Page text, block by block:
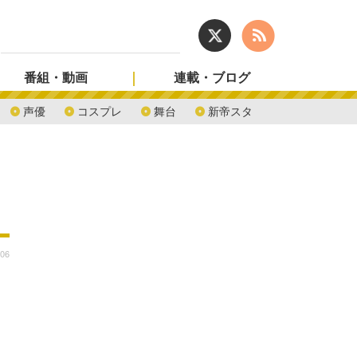
声優 コスプレ 舞台 新帝スタ
番組・動画 連載・ブログ